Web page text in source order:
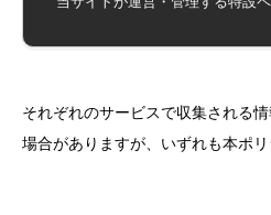
それぞれのサービスで収集される
場合がありますが、いずれも本ポ